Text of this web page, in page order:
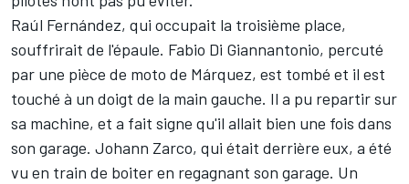
Raúl Fernández, qui occupait la troisième place,
souffrirait de l'épaule. Fabio Di Giannantonio, percuté
par une pièce de moto de Márquez, est tombé et il est
touché à un doigt de la main gauche. Il a pu repartir sur
sa machine, et a fait signe qu'il allait bien une fois dans
son garage. Johann Zarco, qui était derrière eux, a été
vu en train de boiter en regagnant son garage. Un